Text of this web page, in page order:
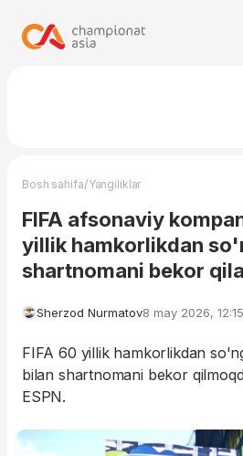
Bosh sahifa/Yangiliklar
FIFA afsonaviy
yillik hamkorlikdan
shartnomani bekor
Sherzod Nurmatov8 may 2026, 12:15
FIFA 60 yillik hamkorlikdan
bilan shartnomani bekor
ESPN.